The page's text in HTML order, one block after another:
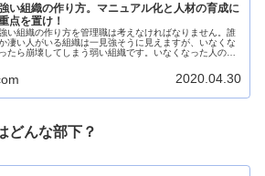
い組織の作り方。マニュアル化と人材の育成に
点を置け！
い組織の作り方を管理職は考えなければなりません。誰
凄い人がいる組織は一見強そうに見えますが、いなくな
ったら崩壊してしまう弱い組織です。いなくなった人の穴
す。強い組織の作り方を考えていきましょう。2020.04.30
どんな部下？